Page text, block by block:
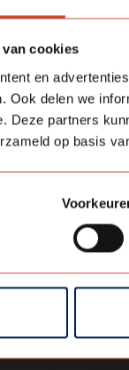
van cookies
en
Ook delen we
Deze partners
op basis